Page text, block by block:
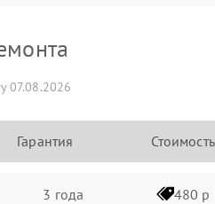
07.08.2026
Гарантия Стоимость
3 года 480 р